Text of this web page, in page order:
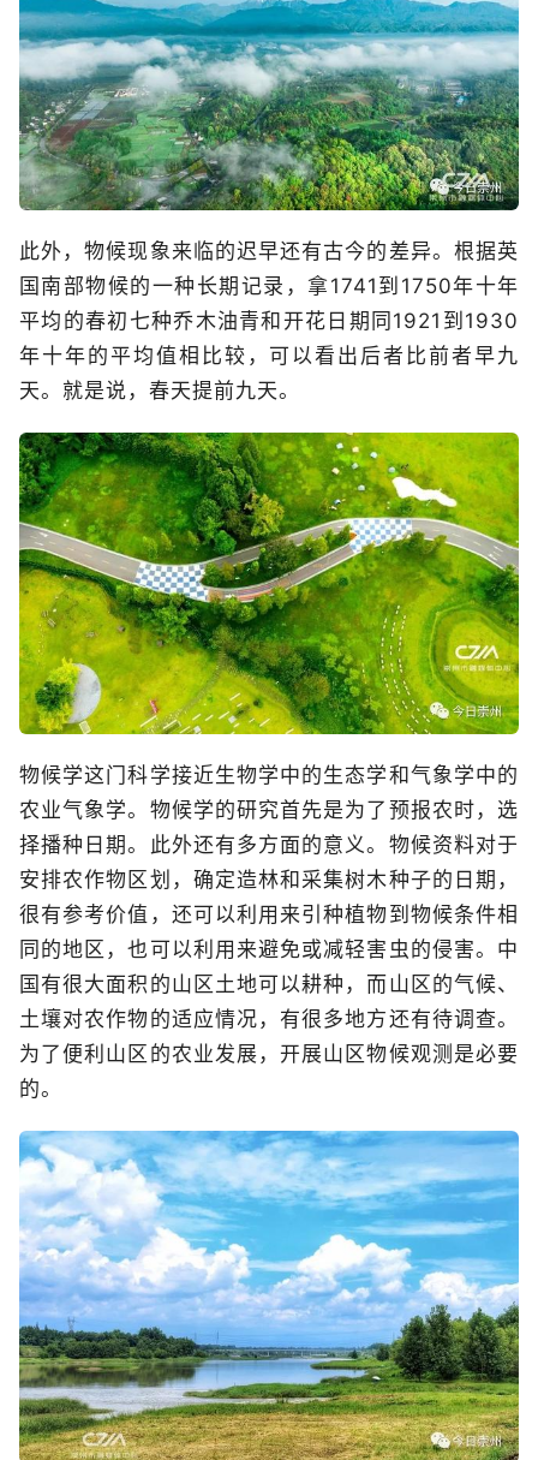
此外，物候现象来临的迟早还有古今的差异。根据英
国南部物候的一种长期记录，拿1741到1750年十年
平均的春初七种乔木油青和开花日期同1921到1930
年十年的平均值相比较，可以看出后者比前者早九
天。就是说，春天提前九天。
物候学这门科学接近生物学中的生态学和气象学中的
农业气象学。物候学的研究首先是为了预报农时，选
择播种日期。此外还有多方面的意义。物候资料对于
安排农作物区划，确定造林和采集树木种子的日期，
很有参考价值，还可以利用来引种植物到物候条件相
同的地区，也可以利用来避免或减轻害虫的侵害。中
国有很大面积的山区土地可以耕种，而山区的气候、
土壤对农作物的适应情况，有很多地方还有待调查。
为了便利山区的农业发展，开展山区物候观测是必要
的。